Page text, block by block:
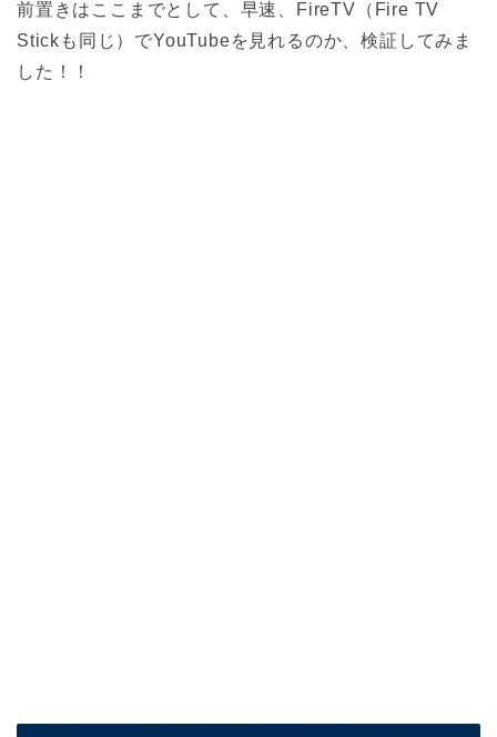
前置きはここまでとして、早速、FireTV（Fire TV
Stickも同じ）でYouTubeを見れるのか、検証してみま
した！！